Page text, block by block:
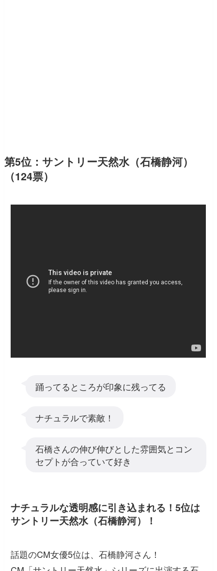
第5位：サントリー天然水（石橋静河）
（124票）
踊ってるところが印象に残ってる
ナチュラルで素敵！
石橋さんの伸び伸びとした雰囲気とコン
セプトが合っていて好き
ナチュラルな透明感に引き込まれる！5位は
サントリー天然水（石橋静河）！
話題のCM女優5位は、石橋静河さん！